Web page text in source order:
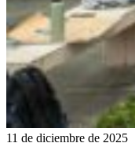
11 de diciembre de 2025